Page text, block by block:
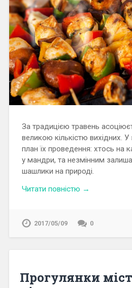
За традицією травень
великою кількістю вихідних. У
план їх проведення: хтось на
у мандри, та незмінним
шашлики на природі.
Читати повністю →
2017/05/09 0
Прогулянки